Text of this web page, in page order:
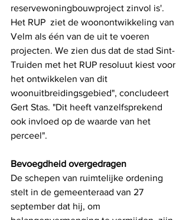
reservewoningbouwproject zinvol is'.
Het RUP  ziet de woonontwikkeling van
Velm als één van de uit te voeren
projecten. We zien dus dat de stad Sint-
Truiden met het RUP resoluut kiest voor
het ontwikkelen van dit
woonuitbreidingsgebied", concludeert
Gert Stas. "Dit heeft vanzelfsprekend
ook invloed op de waarde van het
perceel".
Bevoegdheid overgedragen
De schepen van ruimtelijke ordening
stelt in de gemeenteraad van 27
september dat hij, om